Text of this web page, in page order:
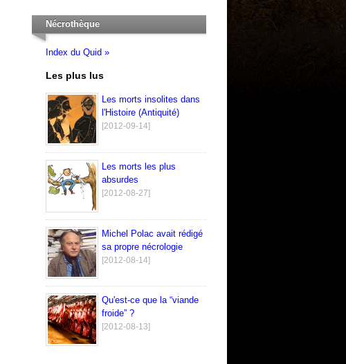
Nécrothèque
Index du Quid »
Les plus lus
Les morts insolites dans
l'Histoire (Antiquité)
[2012-09-14]
Les morts les plus
absurdes
[2012-08-27]
Michel Polac avait rédigé
sa propre nécrologie
[2012-08-14]
Qu'est-ce que la “viande
froide” ?
[2012-08-13]